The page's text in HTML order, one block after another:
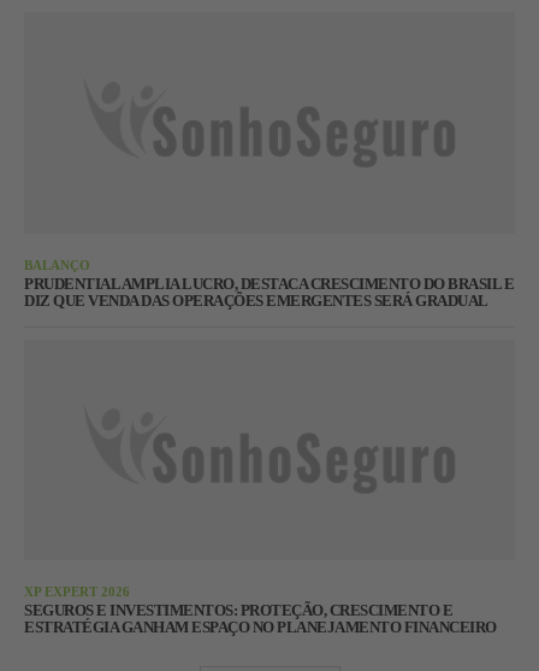
BALANÇO
PRUDENTIAL AMPLIA LUCRO, DESTACA CRESCIMENTO DO BRASIL E
DIZ QUE VENDA DAS OPERAÇÕES EMERGENTES SERÁ GRADUAL
XP EXPERT 2026
SEGUROS E INVESTIMENTOS: PROTEÇÃO, CRESCIMENTO E
ESTRATÉGIA GANHAM ESPAÇO NO PLANEJAMENTO FINANCEIRO